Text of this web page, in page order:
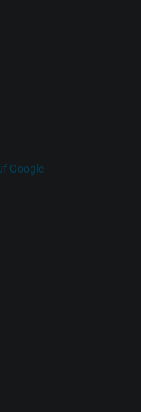
für Website-Analyse,
und
Pixel
für Website-Analyse,
Google